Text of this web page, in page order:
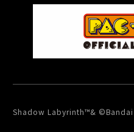
Shadow Labyrinth™&